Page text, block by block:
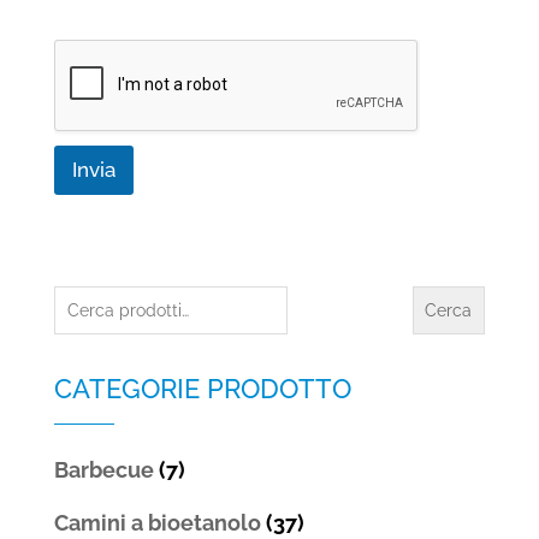
a
Invia
Cerca: Cerca
CATEGORIE PRODOTTO
Barbecue (7)
Camini a bioetanolo (37)